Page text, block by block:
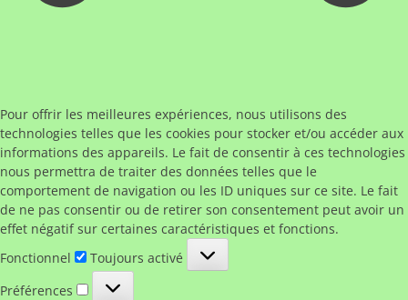
Pour offrir les meilleures expériences, nous utilisons des
technologies telles que les cookies pour stocker et/ou accéder aux
informations des appareils. Le fait de consentir à ces technologies
nous permettra de traiter des données telles que le
comportement de navigation ou les ID uniques sur ce site. Le fait
de ne pas consentir ou de retirer son consentement peut avoir un
effet négatif sur certaines caractéristiques et fonctions.
Fonctionnel
Toujours activé
Préférences